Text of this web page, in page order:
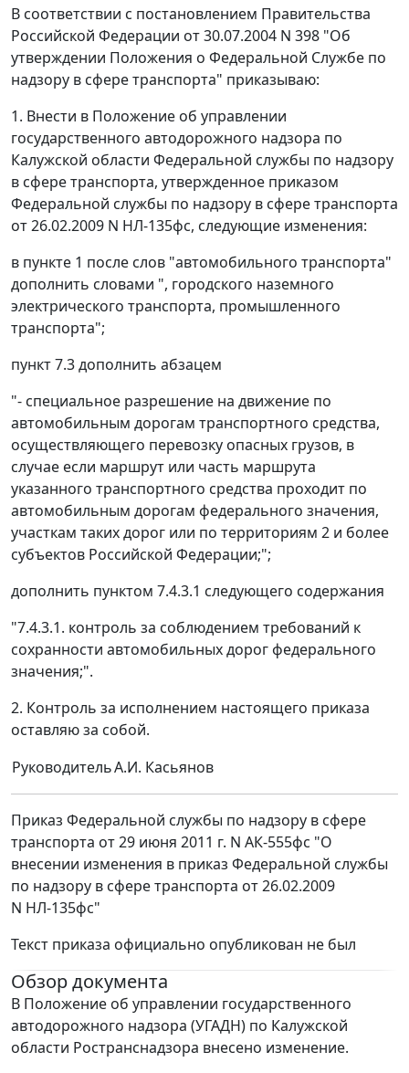
В соответствии с постановлением Правительства
Российской Федерации от 30.07.2004 N 398 "Об
утверждении Положения о Федеральной Службе по
надзору в сфере транспорта" приказываю:
1. Внести в Положение об управлении
государственного автодорожного надзора по
Калужской области Федеральной службы по надзору
в сфере транспорта, утвержденное приказом
Федеральной службы по надзору в сфере транспорта
от 26.02.2009 N НЛ-135фс, следующие изменения:
в пункте 1 после слов "автомобильного транспорта"
дополнить словами ", городского наземного
электрического транспорта, промышленного
транспорта";
пункт 7.3 дополнить абзацем
"- специальное разрешение на движение по
автомобильным дорогам транспортного средства,
осуществляющего перевозку опасных грузов, в
случае если маршрут или часть маршрута
указанного транспортного средства проходит по
автомобильным дорогам федерального значения,
участкам таких дорог или по территориям 2 и более
субъектов Российской Федерации;";
дополнить пунктом 7.4.3.1 следующего содержания
"7.4.3.1. контроль за соблюдением требований к
сохранности автомобильных дорог федерального
значения;".
2. Контроль за исполнением настоящего приказа
оставляю за собой.
РуководительА.И. Касьянов
Приказ Федеральной службы по надзору в сфере
транспорта от 29 июня 2011 г. N АК-555фс "О
внесении изменения в приказ Федеральной службы
по надзору в сфере транспорта от 26.02.2009
N НЛ-135фс"
Текст приказа официально опубликован не был
Обзор документа
В Положение об управлении государственного
автодорожного надзора (УГАДН) по Калужской
области Ространснадзора внесено изменение.